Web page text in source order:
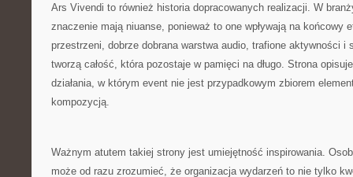
Ars Vivendi to również historia dopracowanych realizacji. W
znaczenie mają niuanse, ponieważ to one wpływają na końcowy
przestrzeni, dobrze dobrana warstwa audio, trafione aktywności i
tworzą całość, która pozostaje w pamięci na długo. Strona
działania, w którym event nie jest przypadkowym zbiorem
kompozycją.
Ważnym atutem takiej strony jest umiejętność inspirowania.
może od razu zrozumieć, że organizacja wydarzeń to nie tylko